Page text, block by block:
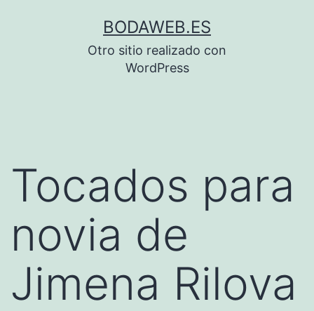
BODAWEB.ES
Otro sitio realizado con
WordPress
Tocados para
novia de
Jimena Rilova